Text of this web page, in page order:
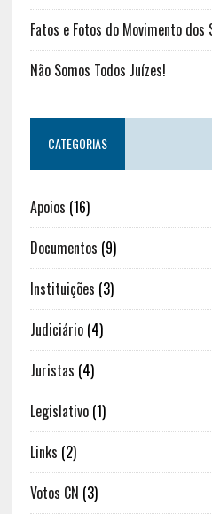
Fatos e Fotos do Movimento dos
Não Somos Todos Juízes!
CATEGORIAS
Apoios (16)
Documentos (9)
Instituições (3)
Judiciário(4)
Juristas (4)
Legislativo(1)
Links (2)
Votos CN (3)